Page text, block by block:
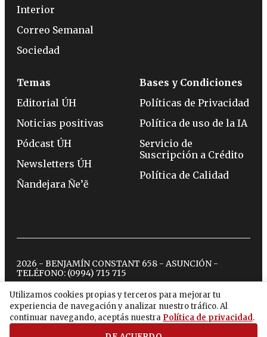
Utilizamos cookies propias y terceros para mejorar tu
experiencia de navegación y analizar nuestro tráfico. Al
continuar navegando, aceptás nuestra Política de privacidad.
Interior
Correo Semanal
Sociedad
Temas
Editorial ÚH
Noticias positivas
Pódcast ÚH
Newsletters ÚH
Ñandejara Ñe’ẽ
Bases y Condiciones
Políticas de Privacidad
Política de uso de la IA
Servicio de
Suscripción a Crédito
Política de Calidad
2026 - BENJAMÍN CONSTANT 658 - ASUNCIÓN -
TELÉFONO: (0994) 715 715
twitterinstagram
facebook
tiktokyoutubespotify